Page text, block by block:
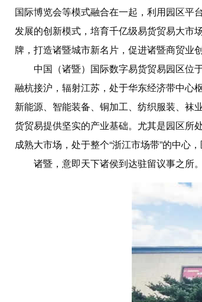
国际博览会等模式融合在一起，利用园区平
发展的创新模式，培育千亿级易货贸易大市
牌，打造诸暨城市新名片，促进诸暨商贸业
中国（诸暨）国际数字易货贸易园区位
融杭接沪，辐射江苏，处于华东经济带中心
新能源、智能装备、铜加工、纺织服装、袜
货贸易提供坚实的产业基础。尤其是园区所
成熟大市场，处于整个“浙江市场带”的中心
诸暨，意即天下诸侯到达驻留议事之所